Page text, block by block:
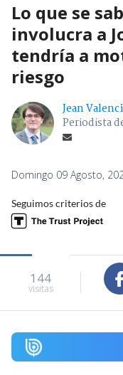
Lo que se
involucra a
tendría a
riesgo
Jean
Periodista
Domingo 09 Agosto,
Seguimos criterios de
144
visitas